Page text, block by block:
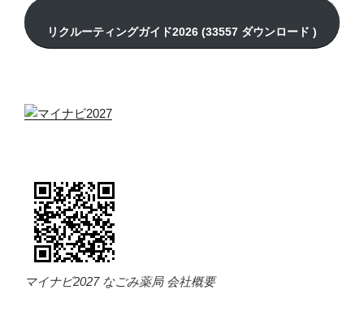
マイナビ2027 なごみ薬局 会社概要